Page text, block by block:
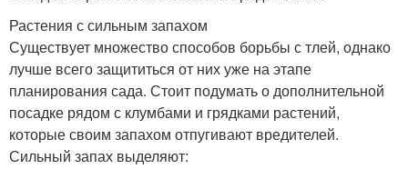
Растения с сильным запахом
Существует множество способов борьбы с тлей, однако
лучше всего защититься от них уже на этапе
планирования сада. Стоит подумать о дополнительной
посадке рядом с клумбами и грядками растений,
которые своим запахом отпугивают вредителей.
Сильный запах выделяют: